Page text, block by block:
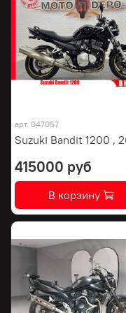
арт. 047057
Suzuki Bandit 1200 ,
415000 руб
В корзину